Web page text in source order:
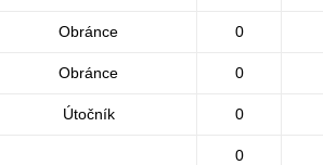
Obránce 0
Obránce 0
Útočník 0
0